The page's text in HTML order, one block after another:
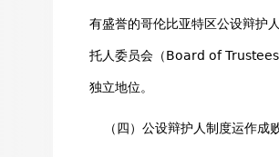
有盛誉的哥伦比亚特区公设辩护
托人委员会（Board of Trustees
独立地位。
（四）公设辩护人制度运作成